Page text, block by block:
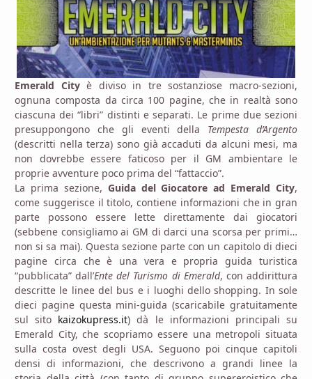
Emerald Cityè diviso in tre sostanziose macro-sezioni,
ognuna composta da circa 100 pagine, che in realtà sono
ciascuna dei “libri” distinti e separati. Le prime due sezioni
presuppongono che gli eventi della Tempesta d’Argento
(descritti nella terza) sono già accaduti da alcuni mesi, ma
non dovrebbe essere faticoso per il GM ambientare le
proprie avventure poco prima del “fattaccio”.
La prima sezione, Guida del Giocatore ad Emerald City,
come suggerisce il titolo, contiene informazioni che in gran
parte possono essere lette direttamente dai giocatori
(sebbene consigliamo ai GM di darci una scorsa per primi…
non si sa mai). Questa sezione parte con un capitolo di dieci
pagine circa che è una vera e propria guida turistica
“pubblicata” dall’Ente del Turismo di Emerald, con addirittura
descritte le linee del bus e i luoghi dello shopping. In sole
dieci pagine questa mini-guida (scaricabile gratuitamente
sul sito kaizokupress.it) dà le informazioni principali su
Emerald City, che scopriamo essere una metropoli situata
sulla costa ovest degli USA. Seguono poi cinque capitoli
densi di informazioni, che descrivono a grandi linee la